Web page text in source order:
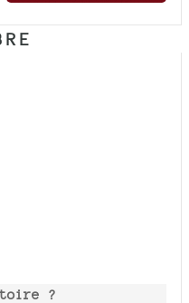
?